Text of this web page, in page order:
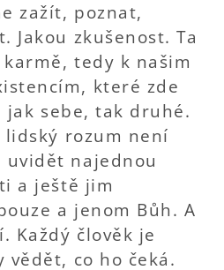
zažít, poznat,
Jakou zkušenost. Ta
tedy k našim
které zde
sebe, tak druhé.
lidský rozum není
uvidět najednou
a ještě jim
a jenom Bůh. A
Každý člověk je
vědět, co ho čeká.